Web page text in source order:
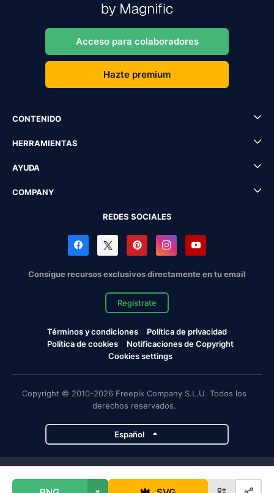
Acceso para colaboradores
Hazte premium
CONTENIDO
HERRAMIENTAS
AYUDA
COMPANY
REDES SOCIALES
Consigue recursos exclusivos directamente en tu email
Regístrate
Términos y condiciones
Política de privacidad
Política de cookies
Notificaciones de Copyright
Cookies settings
Copyright © 2010-2026 Freepik Company S.L.U. Todos los
derechos reservados.
Español